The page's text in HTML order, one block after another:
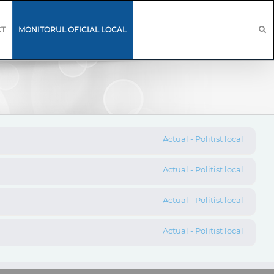
MONITORUL OFICIAL LOCAL
Actual - Politist local
Actual - Politist local
Actual - Politist local
Actual - Politist local